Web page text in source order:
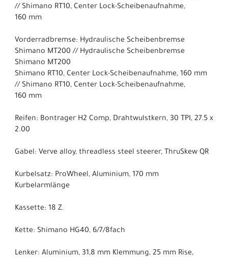
// Shimano RT10, Center Lock-Scheibenaufnahme,
160 mm
Vorderradbremse: Hydraulische Scheibenbremse
Shimano MT200 // Hydraulische Scheibenbremse
Shimano MT200
Shimano RT10, Center Lock-Scheibenaufnahme, 160 mm
// Shimano RT10, Center Lock-Scheibenaufnahme,
160 mm
Reifen: Bontrager H2 Comp, Drahtwulstkern, 30 TPI, 27.5 x
2.00
Gabel: Verve alloy, threadless steel steerer, ThruSkew QR
Kurbelsatz: ProWheel, Aluminium, 170 mm
Kurbelarmlänge
Kassette: 18 Z.
Kette: Shimano HG40, 6/7/8fach
Lenker: Aluminium, 31,8 mm Klemmung, 25 mm Rise,